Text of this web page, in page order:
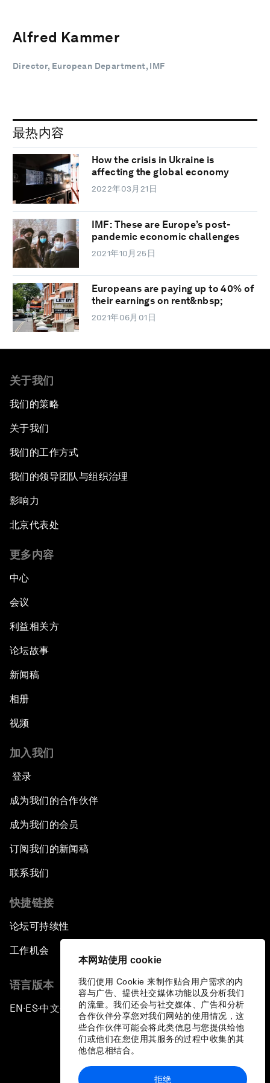
本网站使用 cookie
我们使用 Cookie 来制作贴合用户需求的内
容与广告、提供社交媒体功能以及分析我们
的流量。我们还会与社交媒体、广告和分析
合作伙伴分享您对我们网站的使用情况，这
些合作伙伴可能会将此类信息与您提供给他
们或他们在您使用其服务的过程中收集的其
他信息相结合。
拒绝
Alfred Kammer
Director, European Department, IMF
最热内容
How the crisis in Ukraine is
affecting the global economy
2022年03月21日
IMF: These are Europe’s post-
pandemic economic challenges
2021年10月25日
Europeans are paying up to 40% of
their earnings on rent&nbsp;
2021年06月01日
关于我们
我们的策略
关于我们
我们的工作方式
我们的领导团队与组织治理
影响力
北京代表处
更多内容
中心
会议
利益相关方
论坛故事
新闻稿
相册
视频
加入我们
登录
成为我们的合作伙伴
成为我们的会员
订阅我们的新闻稿
联系我们
快捷链接
论坛可持续性
工作机会
语言版本
EN ▪ ES▪中文▪ 日本語